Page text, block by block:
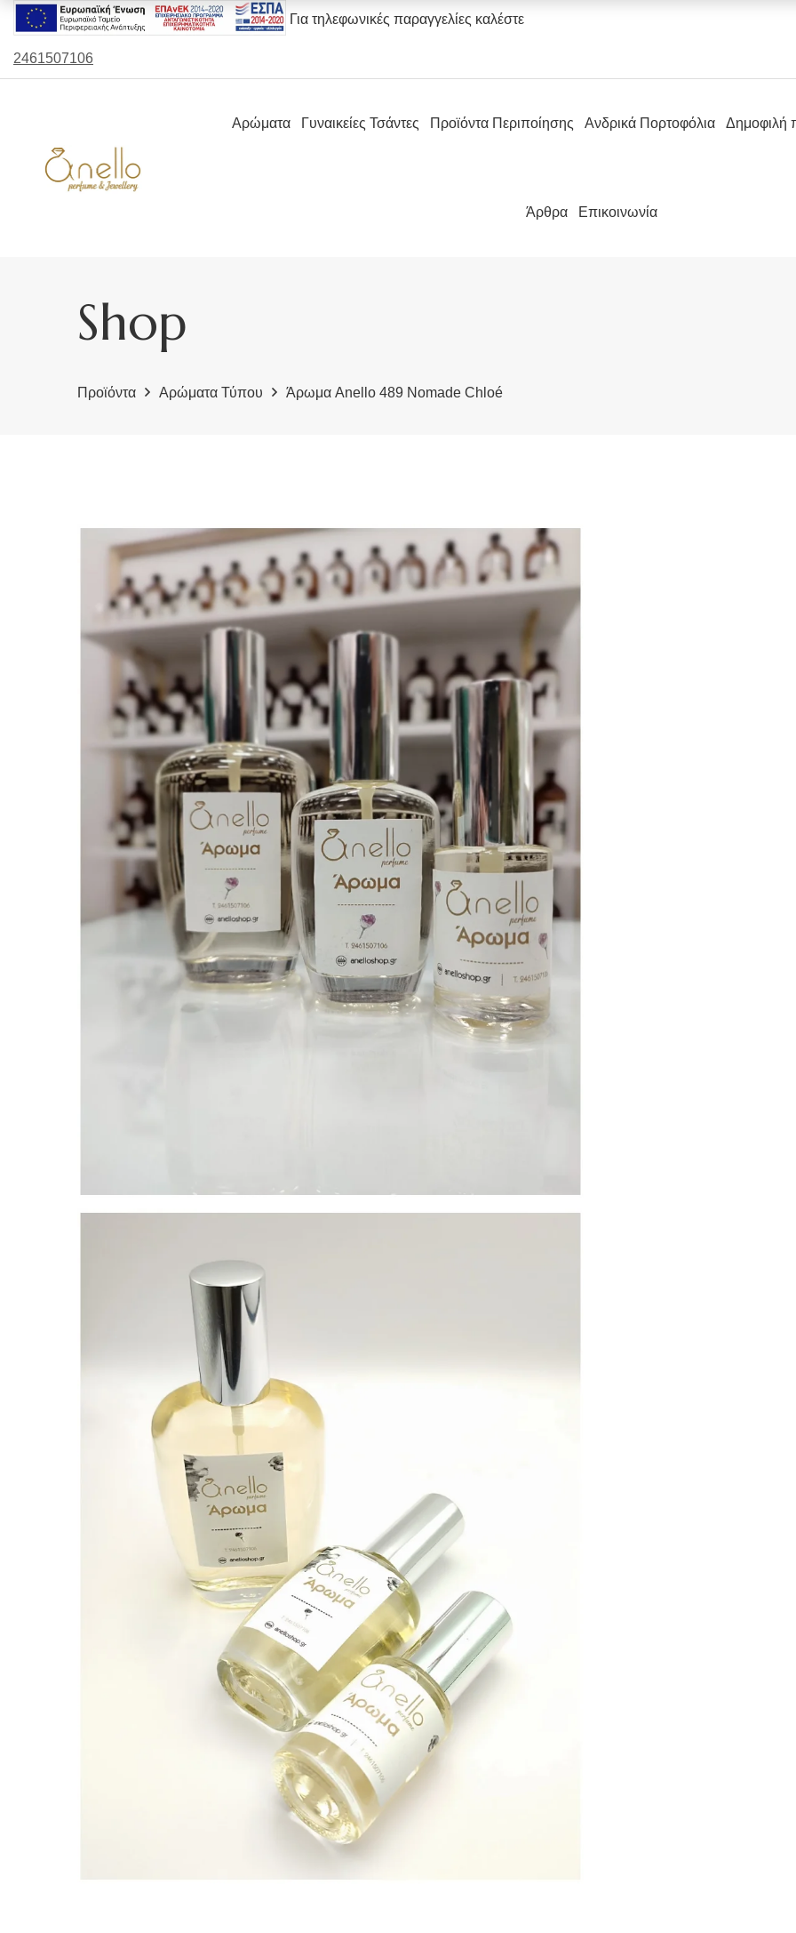
Για τηλεφωνικές παραγγελίες καλέστε
2461507106
Αρώματα Γυναικείες Τσάντες Προϊόντα Περιποίησης Ανδρικά Πορτοφόλια Δημοφιλή
Άρθρα Επικοινωνία
Shop
Προϊόντα Αρώματα Τύπου Άρωμα Anello 489 Nomade Chloé